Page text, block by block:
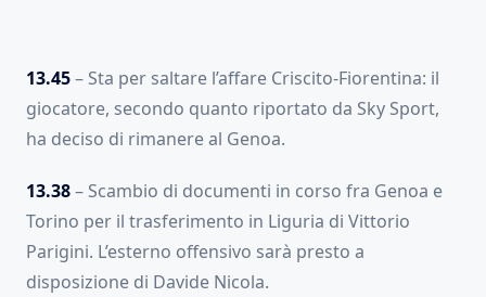
13.45– Sta per saltare l’affare Criscito-Fiorentina: il
giocatore, secondo quanto riportato da Sky Sport,
ha deciso di rimanere al Genoa.
13.38– Scambio di documenti in corso fra Genoa e
Torino per il trasferimento in Liguria di Vittorio
Parigini. L’esterno offensivo sarà presto a
disposizione di Davide Nicola.